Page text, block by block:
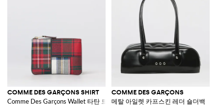
COMME DES GARÇONS SHIRT
Comme Des Garçons Wallet 타탄 트윌 동전 지갑
COMME DES GARÇONS
메탈 아일렛 카프스킨 레더 숄더백